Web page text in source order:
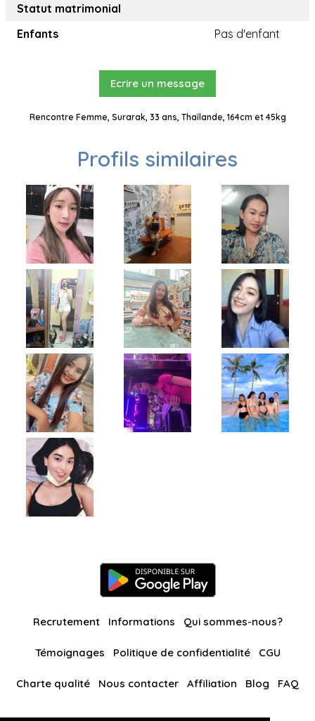
Statut matrimonial
Enfants
Pas d'enfant
Ecrire un message
Rencontre Femme, Surarak, 33 ans, Thaïlande, 164cm et 45kg
Profils similaires
Recrutement Informations Qui sommes-nous?
Témoignages Politique de confidentialité CGU
Charte qualité Nous contacter Affiliation Blog FAQ